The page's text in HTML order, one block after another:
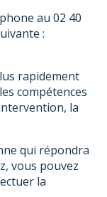
au 02 40
:
rapidement
compétences
la
qui répondra
vous pouvez
la